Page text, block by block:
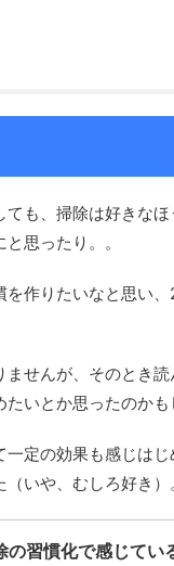
も、掃除は好きな
思ったり。。
作りたいなと思い
せんが、そのとき
いとか思ったのかも
定の効果も感じは
いや、むしろ好き）
の習慣化で感じてい